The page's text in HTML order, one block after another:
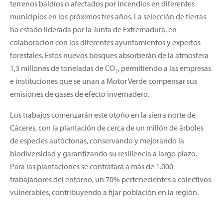
terrenos baldíos o afectados por incendios en diferentes
municipios en los próximos tres años. La selección de tierras
ha estado liderada por la Junta de Extremadura, en
colaboración con los diferentes ayuntamientos y expertos
forestales. Estos nuevos bosques absorberán de la atmosfera
1,3 millones de toneladas de CO₂, permitiendo a las empresas
e instituciones que se unan a Motor Verde compensar sus
emisiones de gases de efecto invernadero.
Los trabajos comenzarán este otoño en la sierra norte de
Cáceres, con la plantación de cerca de un millón de árboles
de especies autóctonas, conservando y mejorando la
biodiversidad y garantizando su resiliencia a largo plazo.
Para las plantaciones se contratará a más de 1.000
trabajadores del entorno, un 70% pertenecientes a colectivos
vulnerables, contribuyendo a fijar población en la región.